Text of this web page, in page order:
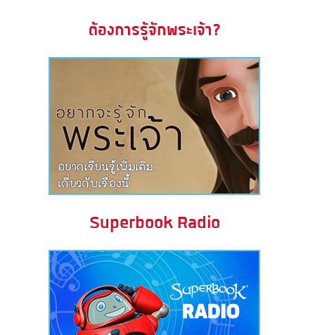
ต้องการรู้จักพระเจ้า?
Superbook Radio